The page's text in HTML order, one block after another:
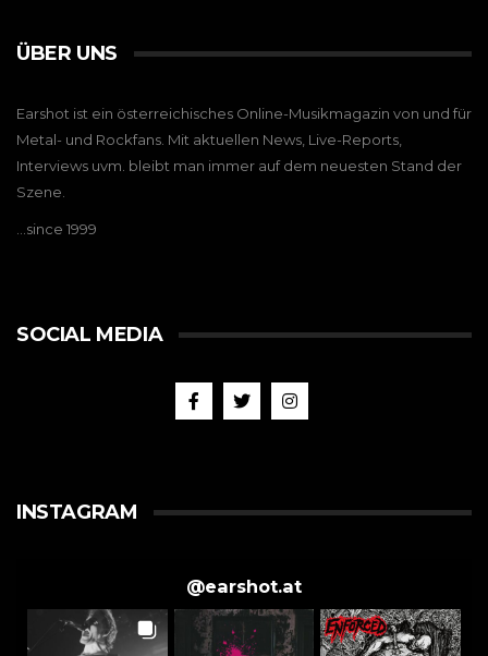
ÜBER UNS
Earshot ist ein österreichisches Online-Musikmagazin von und für
Metal- und Rockfans. Mit aktuellen News, Live-Reports,
Interviews uvm. bleibt man immer auf dem neuesten Stand der
Szene.
…since 1999
SOCIAL MEDIA
INSTAGRAM
@earshot.at